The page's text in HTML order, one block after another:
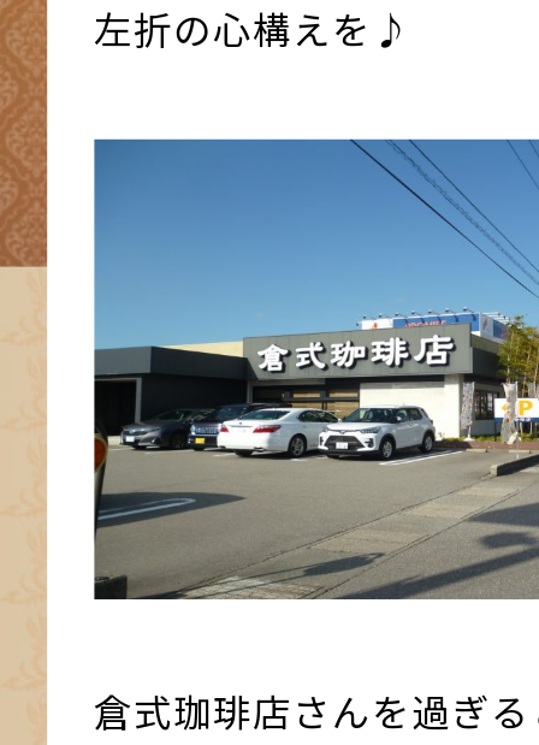
左折の心構えを♪
倉式珈琲店さんを過ぎ